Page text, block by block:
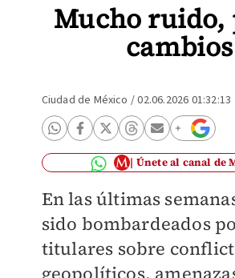
Mucho ruido,
cambios
Ciudad de México /02.06.2026 01:32:13
Únete al canal de
En las últimas
sido bombardeados
titulares sobre
geopolíticos,